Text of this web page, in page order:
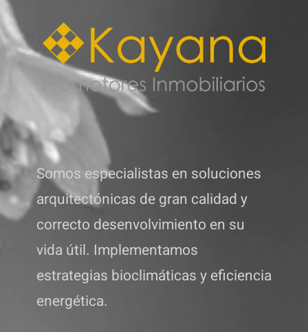
Somos especialistas en soluciones
arquitectónicas de gran calidad y
correcto desenvolvimiento en su
vida útil. Implementamos
estrategias bioclimáticas y eficiencia
energética.